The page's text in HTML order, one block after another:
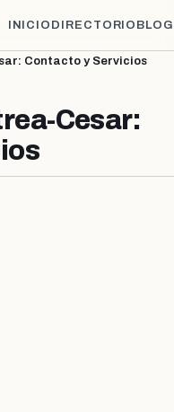
INICIO DIRECTORIO BLOG
Contacto y Servicios
Cesar: